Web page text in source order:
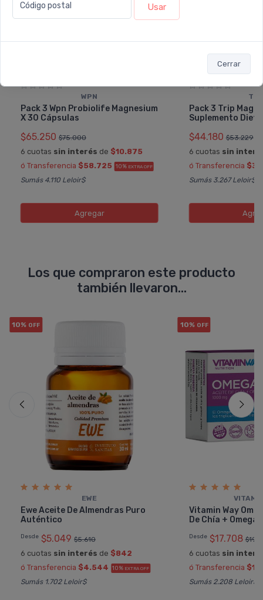
Código postal Usar
Cerrar
WPN
Pack 3 Wpn Probiolife Magnesium
X 30 Cápsulas
$65.250 $75.000
6 cuotas sin interés de $10.875
ó Transferencia $58.725 10% EXTRA OFF
Sumás 4.110 Leloir$
Agregar
Pack 3 Trip
Suplemento
$44.180 $53.229
6 cuotas sin
ó Transferencia
Sumás 3.267 Leloir$
Los que compraron este producto
también llevaron...
10% OFF
EWE
Ewe Aceite De Almendras Puro
Auténtico
Desde $5.049 $5.610
6 cuotas sin interés de $842
ó Transferencia $4.544 10% EXTRA OFF
Sumás 1.702 Leloir$
10% OFF
Vitamin Way
De Chí­a + Omega
Desde $17.708
6 cuotas sin
ó Transferencia
Sumás 2.208 Leloir$